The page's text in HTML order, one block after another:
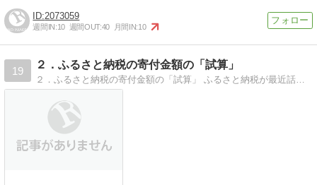
2073059
週間IN:10 週間OUT:40 月間IN:10
19
２．ふるさと納税の寄付金額の「試算」